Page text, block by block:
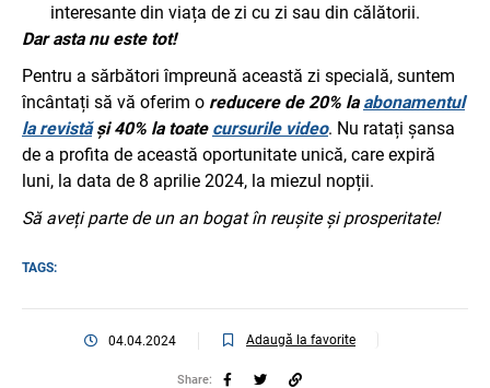
interesante din viața de zi cu zi sau din călătorii.
Dar asta nu este tot!
Pentru a sărbători împreună această zi specială, suntem
încântați să vă oferim o reducere de 20% laabonamentul
la revistă și 40% la toate cursurile video. Nu ratați șansa
de a profita de această oportunitate unică, care expiră
luni, la data de 8 aprilie 2024, la miezul nopții.
Să aveți parte de un an bogat în reușite și prosperitate!
TAGS:
04.04.2024 Adaugă la favorite
Share: